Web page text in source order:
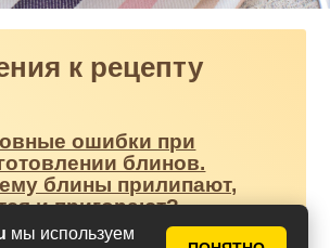
мы используем
к рецепту
ошибки при
блинов.
блины прилипают,
и пригорают?